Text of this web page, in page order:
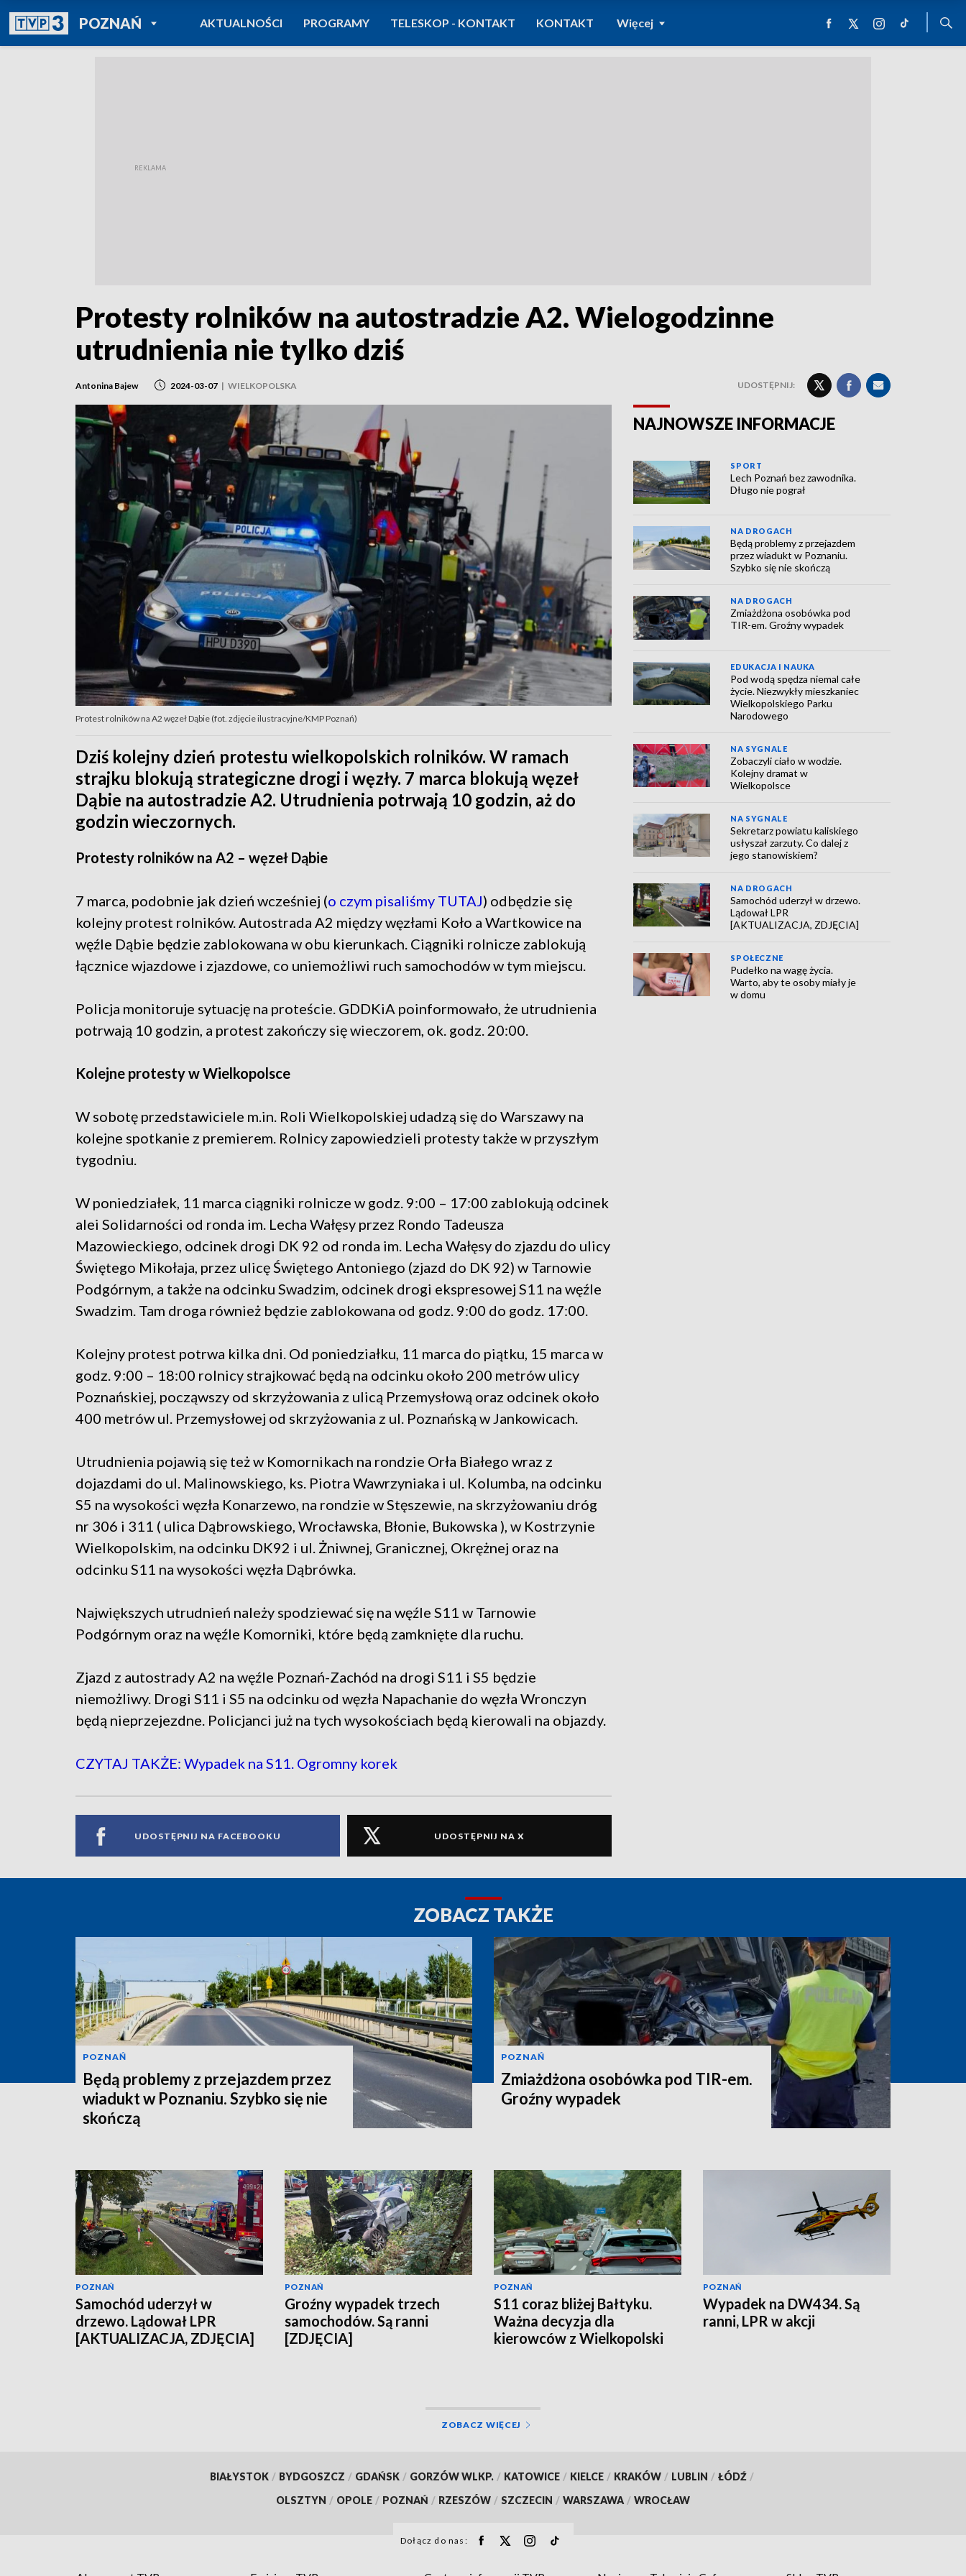
POZNAŃPOWRÓT DO
TVP REGIONY
AKTUALNOŚCI PROGRAMY TELESKOP - KONTAKT KONTAKT Więcej
Protesty rolników na autostradzie A2. Wielogodzinne
utrudnienia nie tylko dziś
Antonina Bajew 2024-03-07 | WIELKOPOLSKA UDOSTĘPNIJ:
Protest rolników na A2 węzeł Dąbie (fot. zdjęcie ilustracyjne/KMP Poznań)
Dziś kolejny dzień protestu wielkopolskich rolników. W ramach
strajku blokują strategiczne drogi i węzły. 7 marca blokują węzeł
Dąbie na autostradzie A2. Utrudnienia potrwają 10 godzin, aż do
godzin wieczornych.
Protesty rolników na A2 – węzeł Dąbie
7 marca, podobnie jak dzień wcześniej (o czym pisaliśmy TUTAJ) odbędzie się
kolejny protest rolników. Autostrada A2 między węzłami Koło a Wartkowice na
węźle Dąbie będzie zablokowana w obu kierunkach. Ciągniki rolnicze zablokują
łącznice wjazdowe i zjazdowe, co uniemożliwi ruch samochodów w tym miejscu.
Policja monitoruje sytuację na proteście. GDDKiA poinformowało, że utrudnienia
potrwają 10 godzin, a protest zakończy się wieczorem, ok. godz. 20:00.
Kolejne protesty w Wielkopolsce
W sobotę przedstawiciele m.in. Roli Wielkopolskiej udadzą się do Warszawy na
kolejne spotkanie z premierem. Rolnicy zapowiedzieli protesty także w przyszłym
tygodniu.
W poniedziałek, 11 marca ciągniki rolnicze w godz. 9:00 – 17:00 zablokują odcinek
alei Solidarności od ronda im. Lecha Wałęsy przez Rondo Tadeusza
Mazowieckiego, odcinek drogi DK 92 od ronda im. Lecha Wałęsy do zjazdu do ulicy
Świętego Mikołaja, przez ulicę Świętego Antoniego (zjazd do DK 92) w Tarnowie
Podgórnym, a także na odcinku Swadzim, odcinek drogi ekspresowej S11 na węźle
Swadzim. Tam droga również będzie zablokowana od godz. 9:00 do godz. 17:00.
Kolejny protest potrwa kilka dni. Od poniedziałku, 11 marca do piątku, 15 marca w
godz. 9:00 – 18:00 rolnicy strajkować będą na odcinku około 200 metrów ulicy
Poznańskiej, począwszy od skrzyżowania z ulicą Przemysłową oraz odcinek około
400 metrów ul. Przemysłowej od skrzyżowania z ul. Poznańską w Jankowicach.
Utrudnienia pojawią się też w Komornikach na rondzie Orła Białego wraz z
dojazdami do ul. Malinowskiego, ks. Piotra Wawrzyniaka i ul. Kolumba, na odcinku
S5 na wysokości węzła Konarzewo, na rondzie w Stęszewie, na skrzyżowaniu dróg
nr 306 i 311 ( ulica Dąbrowskiego, Wrocławska, Błonie, Bukowska ), w Kostrzynie
Wielkopolskim, na odcinku DK92 i ul. Żniwnej, Granicznej, Okrężnej oraz na
odcinku S11 na wysokości węzła Dąbrówka.
Największych utrudnień należy spodziewać się na węźle S11 w Tarnowie
Podgórnym oraz na węźle Komorniki, które będą zamknięte dla ruchu.
Zjazd z autostrady A2 na węźle Poznań-Zachód na drogi S11 i S5 będzie
niemożliwy. Drogi S11 i S5 na odcinku od węzła Napachanie do węzła Wronczyn
będą nieprzejezdne. Policjanci już na tych wysokościach będą kierowali na objazdy.
CZYTAJ TAKŻE: Wypadek na S11. Ogromny korek
UDOSTĘPNIJ NA FACEBOOKU UDOSTĘPNIJ NA X
NAJNOWSZE INFORMACJE
SPORT
Lech Poznań bez zawodnika.
Długo nie pograł
NA DROGACH
Będą problemy z przejazdem
przez wiadukt w Poznaniu.
Szybko się nie skończą
NA DROGACH
Zmiażdżona osobówka pod
TIR-em. Groźny wypadek
EDUKACJA I NAUKA
Pod wodą spędza niemal całe
życie. Niezwykły mieszkaniec
Wielkopolskiego Parku
Narodowego
NA SYGNALE
Zobaczyli ciało w wodzie.
Kolejny dramat w
Wielkopolsce
NA SYGNALE
Sekretarz powiatu kaliskiego
usłyszał zarzuty. Co dalej z
jego stanowiskiem?
NA DROGACH
Samochód uderzył w drzewo.
Lądował LPR
[AKTUALIZACJA, ZDJĘCIA]
SPOŁECZNE
Pudełko na wagę życia.
Warto, aby te osoby miały je
w domu
ZOBACZ TAKŻE
POZNAŃ
Będą problemy z przejazdem przez
wiadukt w Poznaniu. Szybko się nie
skończą
POZNAŃ
Zmiażdżona osobówka pod TIR-em.
Groźny wypadek
POZNAŃ
Samochód uderzył w
drzewo. Lądował LPR
[AKTUALIZACJA, ZDJĘCIA]
POZNAŃ
Groźny wypadek trzech
samochodów. Są ranni
[ZDJĘCIA]
POZNAŃ
S11 coraz bliżej Bałtyku.
Ważna decyzja dla
kierowców z Wielkopolski
POZNAŃ
Wypadek na DW434. Są
ranni, LPR w akcji
ZOBACZ WIĘCEJ
BIAŁYSTOK / BYDGOSZCZ / GDAŃSK / GORZÓW WLKP. / KATOWICE / KIELCE / KRAKÓW / LUBLIN / ŁÓDŹ /
OLSZTYN / OPOLE / POZNAŃ / RZESZÓW / SZCZECIN / WARSZAWA / WROCŁAW
Dołącz do nas: